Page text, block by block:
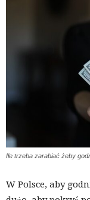
Ile trzeba zarabiać żeby
W Polsce, aby